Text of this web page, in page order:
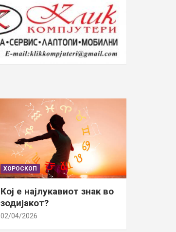
ХОРОСКОП
Кој е најлукавиот знак во
зодијакот?
02/04/2026